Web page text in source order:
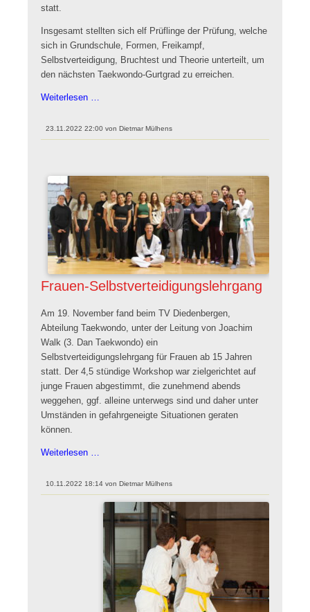
statt.
Insgesamt stellten sich elf Prüflinge der Prüfung, welche
sich in Grundschule, Formen, Freikampf,
Selbstverteidigung, Bruchtest und Theorie unterteilt, um
den nächsten Taekwondo-Gurtgrad zu erreichen.
Weiterlesen …
in
der
23.11.2022 22:00 vonDietmar Mülhens
Frauen-Selbstverteidigungslehrgang
Am 19. November fand beim TV Diedenbergen,
Abteilung Taekwondo, unter der Leitung von Joachim
Walk (3. Dan Taekwondo) ein
Selbstverteidigungslehrgang für Frauen ab 15 Jahren
statt. Der 4,5 stündige Workshop war zielgerichtet auf
junge Frauen abgestimmt, die zunehmend abends
weggehen, ggf. alleine unterwegs sind und daher unter
Umständen in gefahrgeneigte Situationen geraten
können.
Weiterlesen …
10.11.2022 18:14 vonDietmar Mülhens